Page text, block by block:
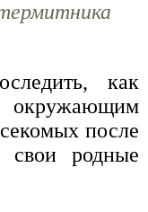
как
окружающим
после
свои родные